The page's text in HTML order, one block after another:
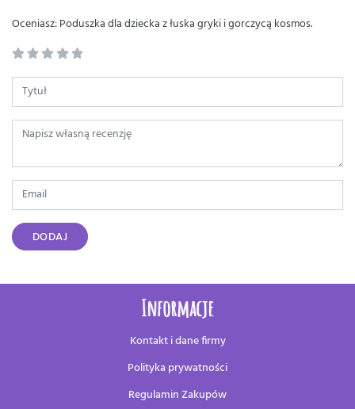
Oceniasz: Poduszka dla dziecka z łuska gryki i gorczycą kosmos.
DODAJ
Informacje
Kontakt i dane firmy
Polityka prywatności
Regulamin Zakupów